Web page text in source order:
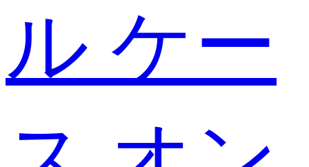
ル ケー